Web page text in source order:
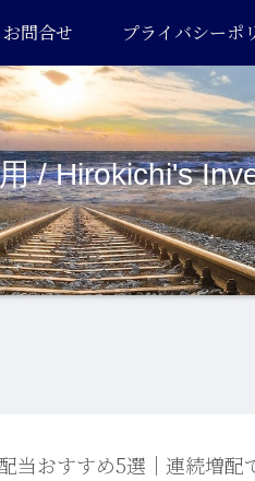
/ Hirokichi's
お問合せ プライバシーポ
当おすすめ5選｜連続増配